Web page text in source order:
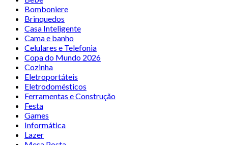
Bomboniere
Brinquedos
Casa Inteligente
Cama e banho
Celulares e Telefonia
Copa do Mundo 2026
Cozinha
Eletroportáteis
Eletrodomésticos
Ferramentas e Construção
Festa
Games
Informática
Lazer